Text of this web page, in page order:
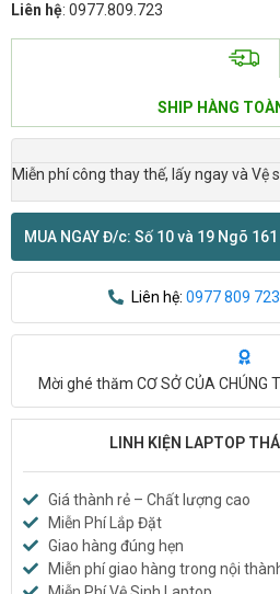
Liên hệ: 0977.809.723
SHIP HÀNG
Miễn phí công thay thế, lấy ngay và Vệ
MUA NGAY Đ/c: Số 10 và 19 Ngõ
Liên hệ: 0977 809
Mời ghé thăm CƠ SỞ CỦA CHÚNG
LINH KIỆN LAPTOP
Giá thành rẻ – Chất lượng cao
Miễn Phí Lắp Đặt
Giao hàng đúng hẹn
Miễn phí giao hàng trong nội